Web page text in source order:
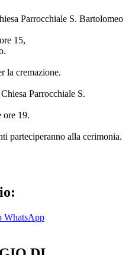
Parrocchiale S. Bartolomeo
15,
la cremazione.
Parrocchiale S.
ore 19.
parteciperanno alla cerimonia.
WhatsApp